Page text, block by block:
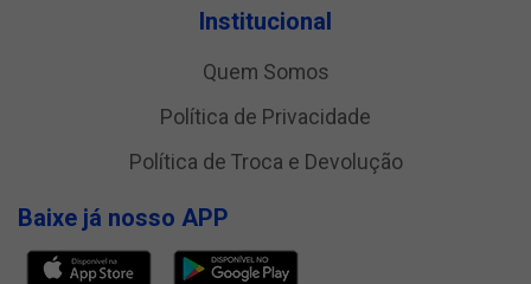
Institucional
Quem Somos
Política de Privacidade
Política de Troca e Devolução
Baixe já nosso APP